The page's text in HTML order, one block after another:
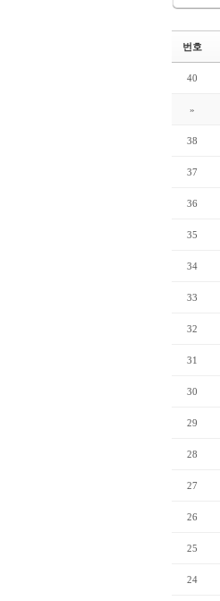
번호
40
»
38
37
36
35
34
33
32
31
30
29
28
27
26
25
24